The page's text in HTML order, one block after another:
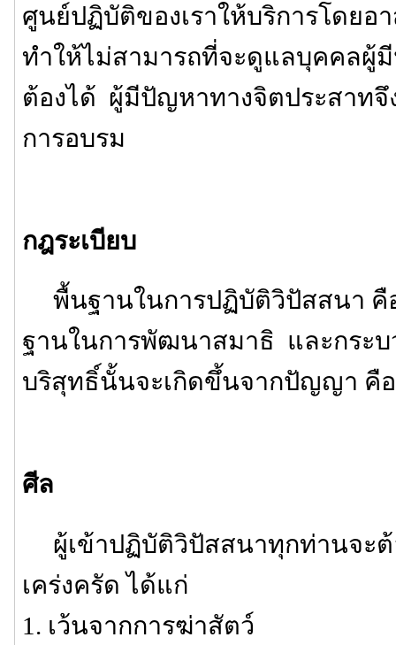
ศูนย์ปฏิบัติของเราให้บริการโดยอ
ทำให้ไม่สามารถที่จะดูแลบุคคลผู้
ต้องได้ ผู้มีปัญหาทางจิตประสาทจึ
การอบรม
กฎระเบียบ
พื้นฐานในการปฏิบัติวิปัสสนา คื
ฐานในการพัฒนาสมาธิ และกระบ
บริสุทธิ์นั้นจะเกิดขึ้นจากปัญญา คือ
ศีล
ผู้เข้าปฏิบัติวิปัสสนาทุกท่านจะต้
เคร่งครัด ได้แก่
1. เว้นจากการฆ่าสัตว์